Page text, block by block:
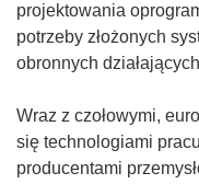
projektowania
potrzeby złożonych
obronnych
Wraz z czołowymi,
się technologiami
producentami